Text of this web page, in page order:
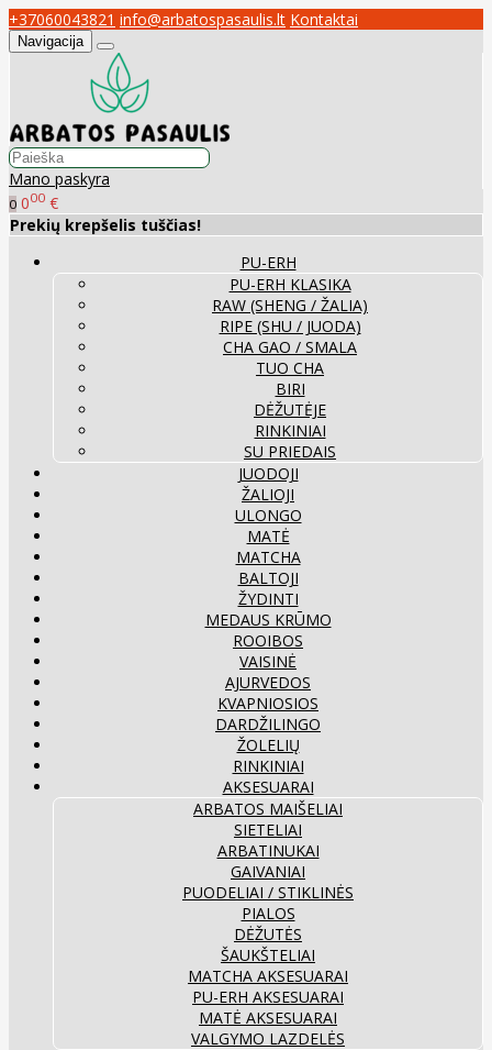
+37060043821 info@arbatospasaulis.lt Kontaktai
Navigacija
Mano paskyra
0 000 €
Prekių krepšelis tuščias!
PU-ERH
PU-ERH KLASIKA
RAW (SHENG / ŽALIA)
RIPE (SHU / JUODA)
CHA GAO / SMALA
TUO CHA
BIRI
DĖŽUTĖJE
RINKINIAI
SU PRIEDAIS
JUODOJI
ŽALIOJI
ULONGO
MATĖ
MATCHA
BALTOJI
ŽYDINTI
MEDAUS KRŪMO
ROOIBOS
VAISINĖ
AJURVEDOS
KVAPNIOSIOS
DARDŽILINGO
ŽOLELIŲ
RINKINIAI
AKSESUARAI
ARBATOS MAIŠELIAI
SIETELIAI
ARBATINUKAI
GAIVANIAI
PUODELIAI / STIKLINĖS
PIALOS
DĖŽUTĖS
ŠAUKŠTELIAI
MATCHA AKSESUARAI
PU-ERH AKSESUARAI
MATĖ AKSESUARAI
VALGYMO LAZDELĖS